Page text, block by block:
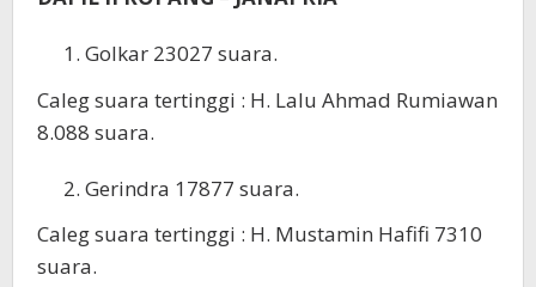
Golkar 23027 suara.
Caleg suara tertinggi : H. Lalu Ahmad Rumiawan
8.088 suara.
Gerindra 17877 suara.
Caleg suara tertinggi : H. Mustamin Hafifi 7310
suara.